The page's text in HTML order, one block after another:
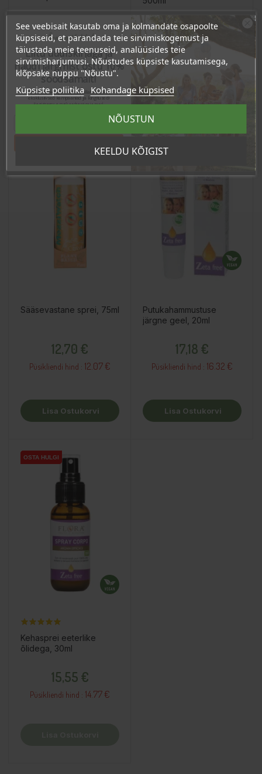
12,86 €
Püsikliendi hind :12.21 €
Lisa Ostukorvi
24,50 €
Püsikliendi hind :
Lisa Ostukorvi
OSTA HULGI
OSTA HULGI
Sääsevastane sprei, 75ml
12,70 €
Püsikliendi hind : 12.07 €
Lisa Ostukorvi
OSTA HULGI
OSTA HULGI
Putukahammustuse
järgne geel, 20ml
17,18 €
Püsikliendi hind : 16.32 €
Lisa Ostukorvi
OSTA HULGI
OSTA HULGI
Kehasprei eeterlike
õlidega, 30ml
15,55 €
Püsikliendi hind : 14.77 €
See veebisait kasutab oma ja kolmandate osapoolte
küpsiseid, et parandada teie sirvimiskogemust ja
täiustada meie teenuseid, analüüsides teie
sirvimisharjumusi. Nõustudes küpsiste kasutamisega,
klõpsake nuppu "Nõustu".
Küpsiste poliitika Kohandage küpsised
KEELDU KÕIGIST
NÕUSTUN
Ära veel lahku!
Liitu uudiskirjaga ja
naudi järgmist ostu 10%
soodsamalt!
Sind ootavad spetsiaalsed allahindlused,
eksklusiivsed kampaaniad ja kingitused!
Registreeru e-maili aadressiga ja saad